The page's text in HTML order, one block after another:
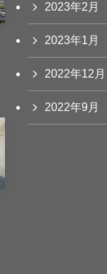
2023年2月
2023年1月
2022年12月
2022年9月